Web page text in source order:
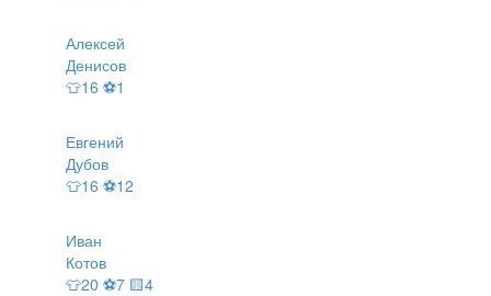
Алексей
Денисов
👕16 ⚽1
Евгений
Дубов
👕16 ⚽12
Иван
Котов
👕20 ⚽7 🟨4